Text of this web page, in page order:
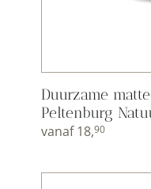
Duurzame
Peltenburg
vanaf18,90